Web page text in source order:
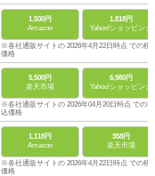
1,500円
Amazon
1,818円
Yahoo!ショッピング
※各社通販サイトの 2026年4月22日時点 での税
価格
5,500円
楽天市場
6,980円
Yahoo!ショッピング
※各社通販サイトの 2026年04月20日時点 での税
込価格
1,118円
Amazon
358円
楽天市場
※各社通販サイトの 2026年4月22日時点 での税
価格